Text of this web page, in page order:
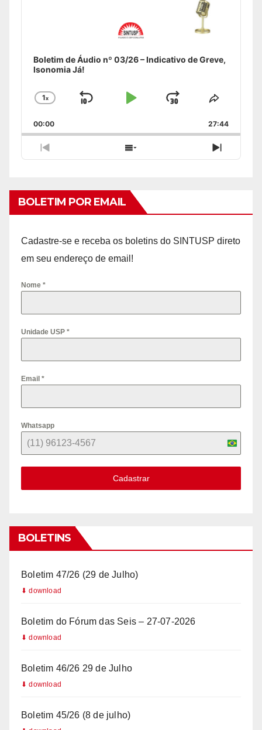
Boletim de Áudio nº 03/26 – Indicativo de Greve,
Isonomia Já!
Change
Rate
1x
Skip
Play
Jump
Forward
Share
Episode
00:00 27:44
Previous
Episode
Show
Episodes
Next
Episode
BOLETIM POR EMAIL
Cadastre-se e receba os boletins do SINTUSP direto
em seu endereço de email!
Nome *
Unidade USP *
Email *
Whatsapp
B
r
+
Cadastrar
BOLETINS
Boletim 47/26 (29 de Julho)
Boletim do Fórum das Seis – 27-07-2026
Boletim 46/26 29 de Julho
Boletim 45/26 (8 de julho)